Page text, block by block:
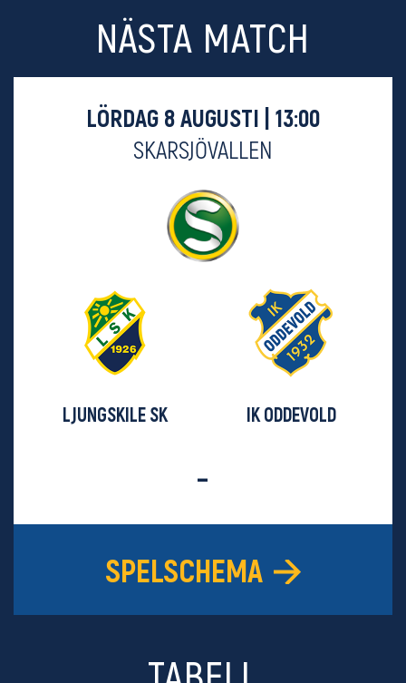
NÄSTA MATCH
LÖRDAG 8 AUGUSTI | 13:00
SKARSJÖVALLEN
LJUNGSKILE SK IK ODDEVOLD
-
SPELSCHEMA